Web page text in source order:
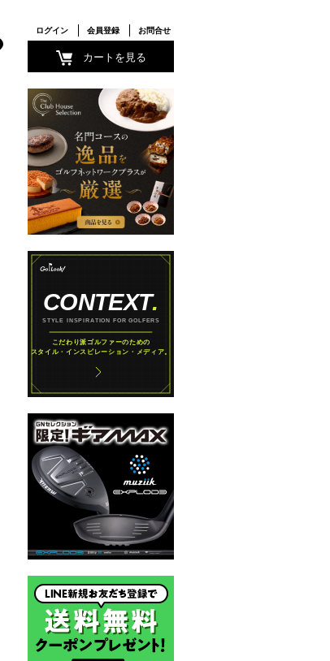
ログイン 会員登録 お問合せ
カートを見る